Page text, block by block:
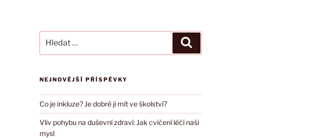
NEJNOVĚJŠÍ PŘÍSPĚVKY
Co je inkluze? Je dobré ji mít ve školství?
Vliv pohybu na duševní zdraví: Jak cvičení léčí naši
mysl